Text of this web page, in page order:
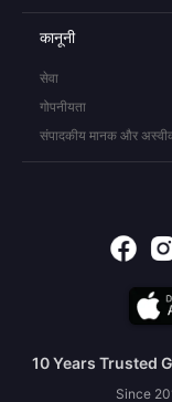
कानूनी
सेवा
गोपनीयता
संपादकीय मानक और
10 Years Trusted
Since